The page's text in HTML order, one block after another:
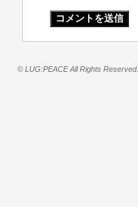
© LUG:PEACE All Rights Reserved.